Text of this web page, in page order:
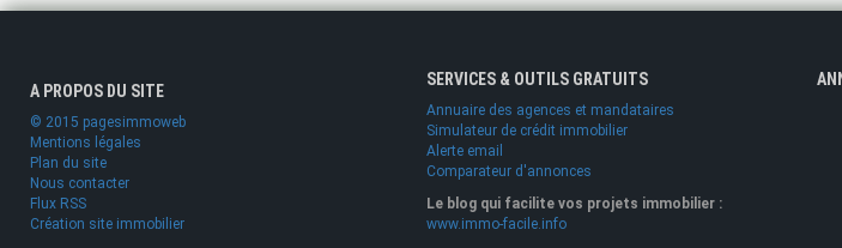
A PROPOS DU SITE
© 2015 pagesimmoweb
Mentions légales
Plan du site
Nous contacter
Flux RSS
Création site immobilier
SERVICES & OUTILS GRATUITS
Annuaire des agences et mandataires
Simulateur de crédit immobilier
Alerte email
Comparateur d'annonces
Le blog qui facilite vos projets immobilier :
www.immo-facile.info